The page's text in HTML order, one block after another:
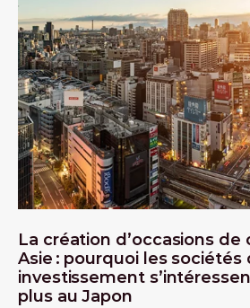
La création d’occasions de
Asie : pourquoi les sociétés
investissement
plus au Japon